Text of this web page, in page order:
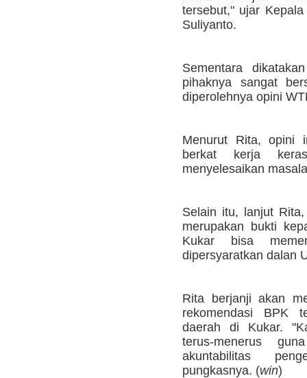
tersebut," ujar
Suliyanto.
Sementara
pihaknya sangat
diperolehnya opini
Menurut Rita, opini
berkat kerja
menyelesaikan
Selain itu, lanjut
merupakan bukti
Kukar bisa
dipersyaratkan dalan
Rita berjanji akan
rekomendasi BPK
daerah di Kukar.
terus-menerus
akuntabilitas
pungkasnya. (win)